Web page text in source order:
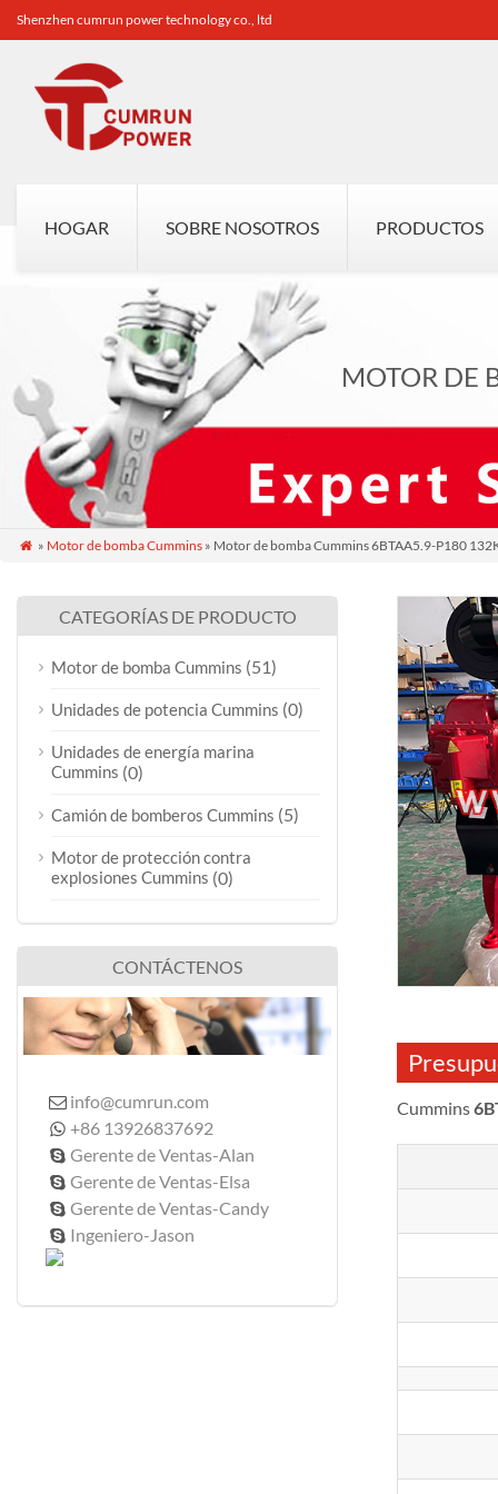
Shenzhen cumrun power technology co., ltd
HOGAR SOBRE NOSOTROS PRODUCTOS
MOTOR DE
 » Motor de bomba Cummins» Motor de bomba Cummins 6BTAA5.9-P180
Cummins
CATEGORÍAS DE PRODUCTO
Motor de bomba Cummins (51)
Unidades de potencia Cummins (0)
Unidades de energía marina
Cummins (0)
Camión de bomberos Cummins (5)
Motor de protección contra
explosiones Cummins (0)
CONTÁCTENOS
 info@cumrun.com
 +86 13926837692
 Gerente de Ventas-Alan
 Gerente de Ventas-Elsa
 Gerente de Ventas-Candy
 Ingeniero-Jason